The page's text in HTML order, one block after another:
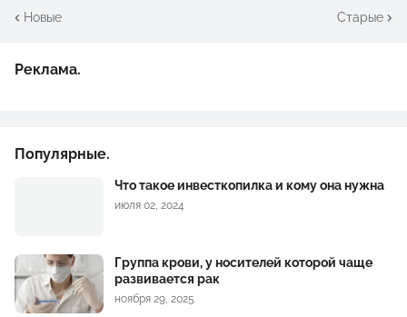
Новые Старые
Реклама.
Популярные.
Что такое инвесткопилка и кому она нужна
июля 02, 2024
Группа крови, у носителей которой чаще
развивается рак
ноября 29, 2025